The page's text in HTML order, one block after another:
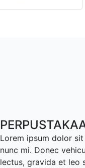
Lorem ipsum dolor
nunc mi. Donec
lectus, gravida et leo